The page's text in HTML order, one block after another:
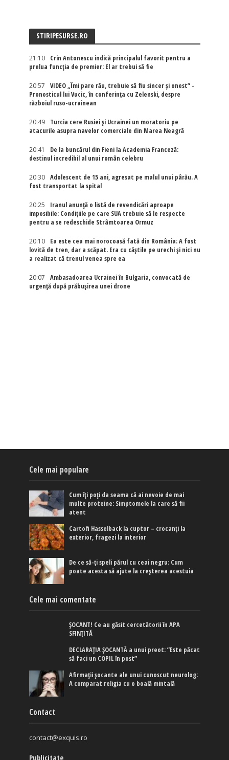
STIRIPESURSE.RO
21:10
Crin Antonescu indică principalul favorit pentru a
prelua funcția de premier: El ar trebui să fie
20:57
VIDEO „Îmi pare rău, trebuie să fiu sincer și onest” -
Pronosticul lui Vucic, în conferința cu Zelenski, despre
războiul ruso-ucrainean
20:49
Turcia cere Rusiei și Ucrainei un moratoriu pe
atacurile asupra navelor comerciale din Marea Neagră
20:41
De la buncărul din Fieni la Academia Franceză:
destinul incredibil al unui român celebru
20:30
Adolescent de 15 ani, agresat pe malul unui pârău. A
fost transportat la spital
20:25
Iranul anunță o listă de revendicări aproape
imposibile: Condițiile pe care SUA trebuie să le respecte
pentru a se redeschide Strâmtoarea Ormuz
20:10
Ea este cea mai norocoasă fată din România: A fost
lovită de tren, dar a scăpat. Era cu căștile pe urechi și nici nu
a realizat că trenul venea spre ea
20:07
Ambasadoarea Ucrainei în Bulgaria, convocată de
urgență după prăbușirea unei drone
Cele mai populare
Cum îți poți da seama că ai nevoie de mai
multe proteine: Simptomele la care să fii
atent
Cartofi Hasselback la cuptor – crocanți la
exterior, fragezi la interior
De ce să-ți speli părul cu ceai negru: Cum
poate acesta să ajute la creșterea acestuia
Cele mai comentate
ȘOCANT! Ce au găsit cercetătorii în APA
SFINȚITĂ
DECLARAȚIA ȘOCANTĂ a unui preot: ”Este păcat
să faci un COPIL în post”
Afirmaţii şocante ale unui cunoscut neurolog:
A comparat religia cu o boală mintală
Contact
contact@exquis.ro
Publicitate